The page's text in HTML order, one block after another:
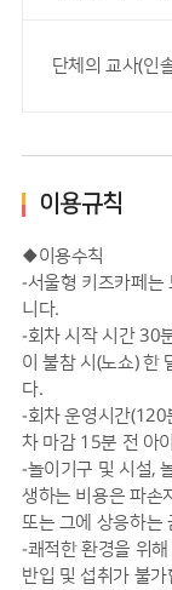
단체의 교사(인
이용규칙
◆이용수칙
-서울형 키즈카페는
니다.
-회차 시작 시간 30
이 불참 시(노쇼) 한
다.
-회차 운영시간(120
차 마감 15분 전 아
-놀이기구 및 시설,
생하는 비용은 파손
또는 그에 상응하는
-쾌적한 환경을 위
반입 및 섭취가 불